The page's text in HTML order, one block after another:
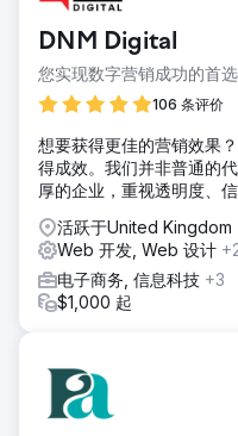
DNM Digital
您实现数字营销成功的首选
106 条评价
想要获得更佳的营销效果
得成效。我们并非普通的
厚的企业，重视透明度、
活跃于United Kingdom
Web 开发, Web 设计
电子商务, 信息科技 +3
$1,000 起